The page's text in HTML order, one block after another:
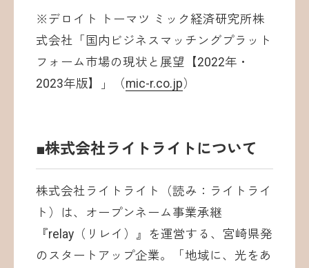
※デロイト トーマツ ミック経済研究所株
式会社「国内ビジネスマッチングプラット
フォーム市場の現状と展望【2022年・
2023年版】」（ mic-r.co.jp）
■株式会社ライトライトについて
株式会社ライトライト（読み：ライトライ
ト）は、オープンネーム事業承継
『relay（リレイ）』を運営する、宮崎県発
のスタートアップ企業。「地域に、光をあ